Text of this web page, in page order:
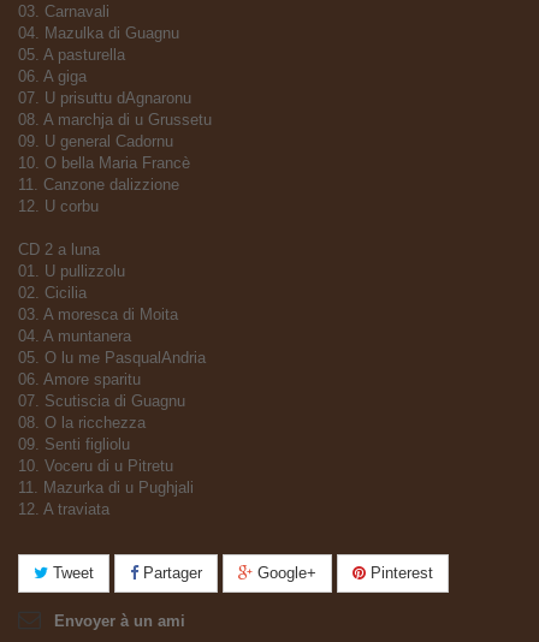
03. Carnavali
04. Mazulka di Guagnu
05. A pasturella
06. A giga
07. U prisuttu dAgnaronu
08. A marchja di u Grussetu
09. U general Cadornu
10. O bella Maria Francè
11. Canzone dalizzione
12. U corbu
CD 2 a luna
01. U pullizzolu
02. Cicilia
03. A moresca di Moita
04. A muntanera
05. O lu me PasqualAndria
06. Amore sparitu
07. Scutiscia di Guagnu
08. O la ricchezza
09. Senti figliolu
10. Voceru di u Pitretu
11. Mazurka di u Pughjali
12. A traviata
Tweet Partager Google+ Pinterest
Envoyer à un ami